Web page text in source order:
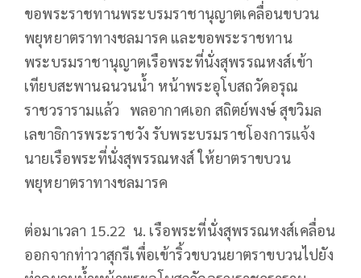
ขอพระราชทานพระบรมราชานุญาตเคลื่อนขบวน
พยุหยาตราทางชลมารค และขอพระราชทาน
พระบรมราชานุญาตเรือพระที่นั่งสุพรรณหงส์เข้า
เทียบสะพานฉนวนน้ำ หน้าพระอุโบสถวัดอรุณ
ราชวรารามแล้ว พลอากาศเอก สถิตย์พงษ์ สุขวิมล
เลขาธิการพระราชวัง รับพระบรมราชโองการแจ้ง
นายเรือพระที่นั่งสุพรรณหงส์ ให้ยาตราขบวน
พยุหยาตราทางชลมารค
ต่อมาเวลา 15.22 น. เรือพระที่นั่งสุพรรณหงส์เคลื่อน
ออกจากท่าวาสุกรีเพื่อเข้าริ้วขบวนยาตราขบวนไปยัง